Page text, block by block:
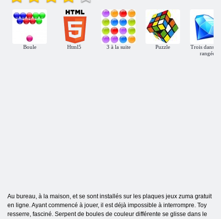
Boule Html5 3 à la suite Puzzle
Trois dans
rangée
Au bureau, à la maison, et se sont installés sur les plaques jeux zuma gratuit
en ligne. Ayant commencé à jouer, il est déjà impossible à interrompre. Toy
resserre, fasciné. Serpent de boules de couleur différente se glisse dans le